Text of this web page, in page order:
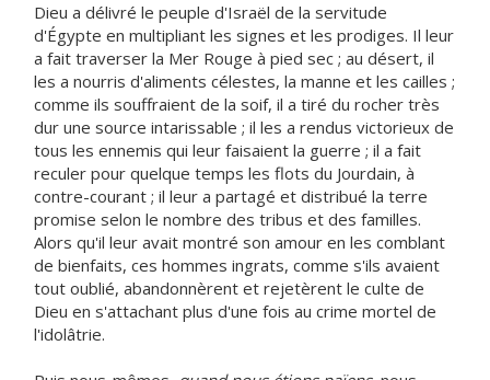
Dieu a délivré le peuple d'Israël de la servitude
d'Égypte en multipliant les signes et les prodiges. Il leur
a fait traverser la Mer Rouge à pied sec ; au désert, il
les a nourris d'aliments célestes, la manne et les cailles ;
comme ils souffraient de la soif, il a tiré du rocher très
dur une source intarissable ; il les a rendus victorieux de
tous les ennemis qui leur faisaient la guerre ; il a fait
reculer pour quelque temps les flots du Jourdain, à
contre-courant ; il leur a partagé et distribué la terre
promise selon le nombre des tribus et des familles.
Alors qu'il leur avait montré son amour en les comblant
de bienfaits, ces hommes ingrats, comme s'ils avaient
tout oublié, abandonnèrent et rejetèrent le culte de
Dieu en s'attachant plus d'une fois au crime mortel de
l'idolâtrie.